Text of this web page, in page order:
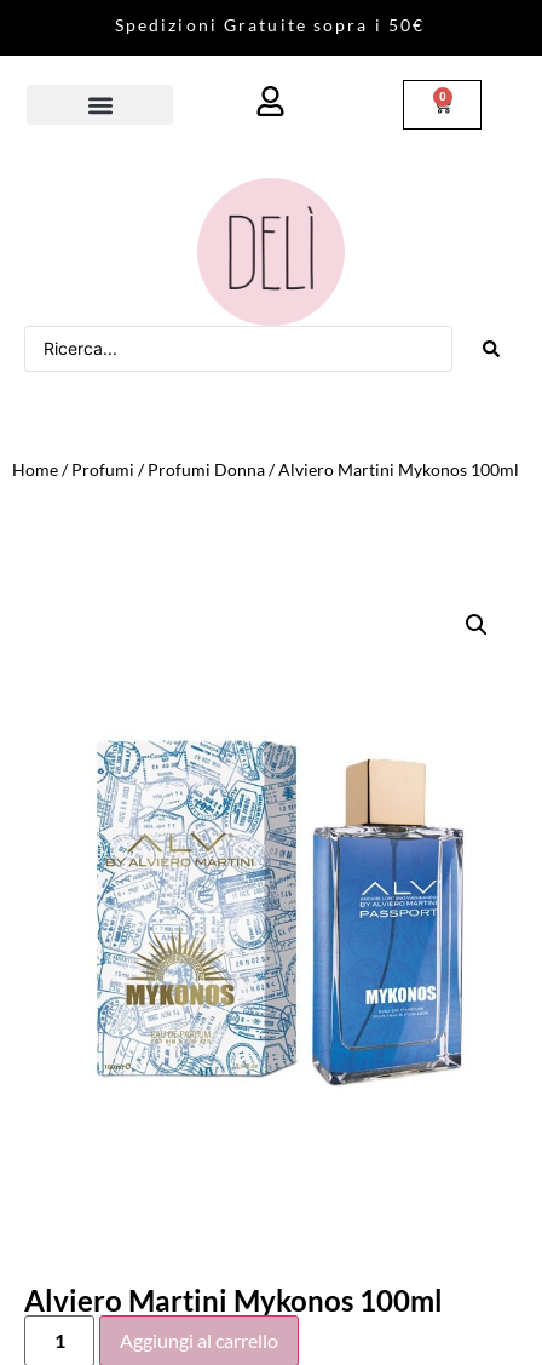
Sped izi on i Gratu ite sopra i 50€
0
Home/Profumi /Profumi Donna/ Alviero Martini Mykonos 100ml
Alviero Martini Mykonos 100ml
Aggiungi al carrello